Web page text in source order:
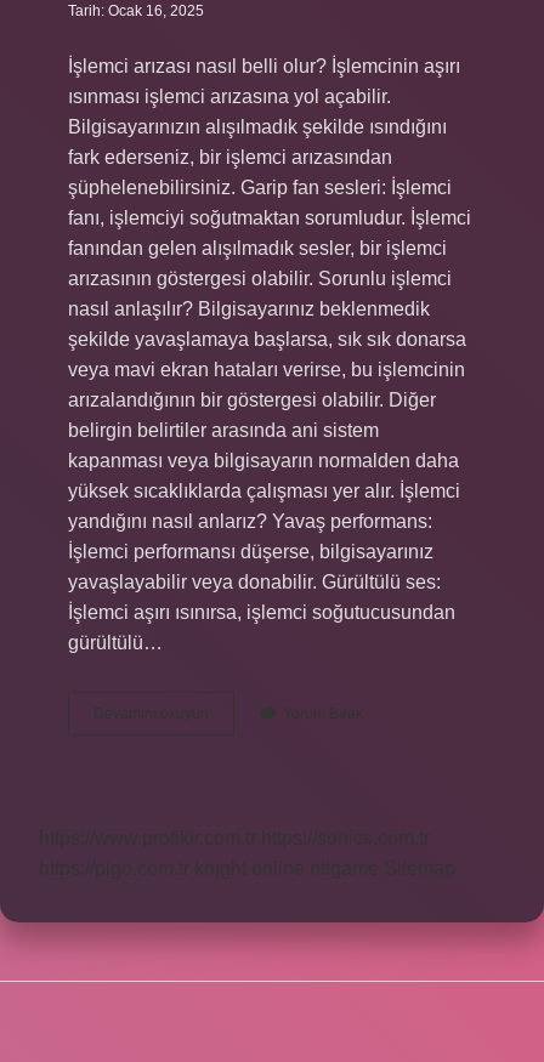
Tarih: Ocak 16, 2025
İşlemci arızası nasıl belli olur? İşlemcinin aşırı
ısınması işlemci arızasına yol açabilir.
Bilgisayarınızın alışılmadık şekilde ısındığını
fark ederseniz, bir işlemci arızasından
şüphelenebilirsiniz. Garip fan sesleri: İşlemci
fanı, işlemciyi soğutmaktan sorumludur. İşlemci
fanından gelen alışılmadık sesler, bir işlemci
arızasının göstergesi olabilir. Sorunlu işlemci
nasıl anlaşılır? Bilgisayarınız beklenmedik
şekilde yavaşlamaya başlarsa, sık sık donarsa
veya mavi ekran hataları verirse, bu işlemcinin
arızalandığının bir göstergesi olabilir. Diğer
belirgin belirtiler arasında ani sistem
kapanması veya bilgisayarın normalden daha
yüksek sıcaklıklarda çalışması yer alır. İşlemci
yandığını nasıl anlarız? Yavaş performans:
İşlemci performansı düşerse, bilgisayarınız
yavaşlayabilir veya donabilir. Gürültülü ses:
İşlemci aşırı ısınırsa, işlemci soğutucusundan
gürültülü…
Devamını okuyun
De
Yorum Bırak
https://www.profikir.com.tr
https://sonics.com.tr
https://pigo.com.tr knight online nttgame Sitemap